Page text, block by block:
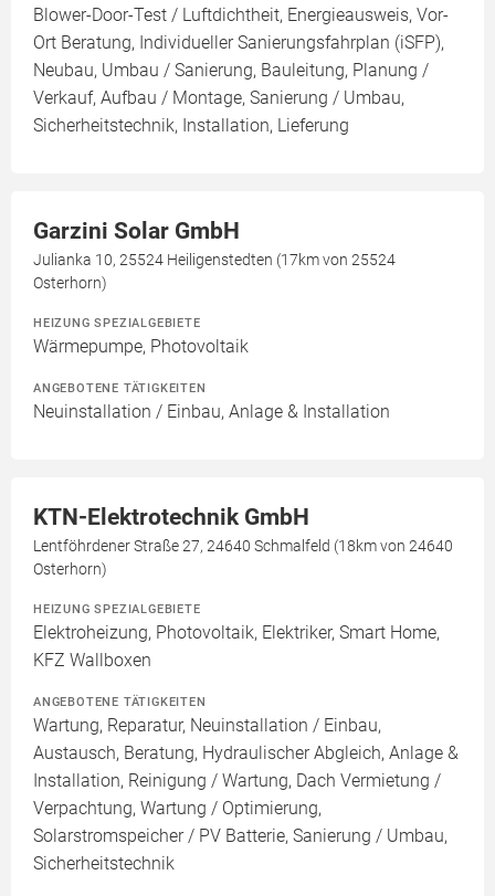
Blower-Door-Test / Luftdichtheit, Energieausweis, Vor-
Ort Beratung, Individueller Sanierungsfahrplan (iSFP),
Neubau, Umbau / Sanierung, Bauleitung, Planung /
Verkauf, Aufbau / Montage, Sanierung / Umbau,
Sicherheitstechnik, Installation, Lieferung
Garzini Solar GmbH
Julianka 10, 25524 Heiligenstedten (17km von 25524
Osterhorn)
HEIZUNG SPEZIALGEBIETE
Wärmepumpe, Photovoltaik
ANGEBOTENE TÄTIGKEITEN
Neuinstallation / Einbau, Anlage & Installation
KTN-Elektrotechnik GmbH
Lentföhrdener Straße 27, 24640 Schmalfeld (18km von 24640
Osterhorn)
HEIZUNG SPEZIALGEBIETE
Elektroheizung, Photovoltaik, Elektriker, Smart Home,
KFZ Wallboxen
ANGEBOTENE TÄTIGKEITEN
Wartung, Reparatur, Neuinstallation / Einbau,
Austausch, Beratung, Hydraulischer Abgleich, Anlage &
Installation, Reinigung / Wartung, Dach Vermietung /
Verpachtung, Wartung / Optimierung,
Solarstromspeicher / PV Batterie, Sanierung / Umbau,
Sicherheitstechnik